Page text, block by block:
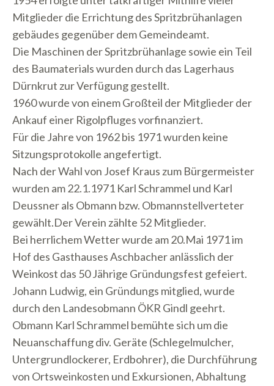
Mitglieder die Errichtung des Spritzbrühanlagen
gebäudes gegenüber dem Gemeindeamt.
Die Maschinen der Spritzbrühanlage sowie ein Teil
des Baumaterials wurden durch das Lagerhaus
Dürnkrut zur Verfügung gestellt.
1960 wurde von einem Großteil der Mitglieder der
Ankauf einer Rigolpfluges vorfinanziert.
Für die Jahre von 1962 bis 1971 wurden keine
Sitzungsprotokolle angefertigt.
Nach der Wahl von Josef Kraus zum Bürgermeister
wurden am 22.1.1971 Karl Schrammel und Karl
Deussner als Obmann bzw. Obmannstellverteter
gewählt.Der Verein zählte 52 Mitglieder.
Bei herrlichem Wetter wurde am 20.Mai 1971 im
Hof des Gasthauses Aschbacher anlässlich der
Weinkost das 50 Jährige Gründungsfest gefeiert.
Johann Ludwig, ein Gründungs mitglied, wurde
durch den Landesobmann ÖKR Gindl geehrt.
Obmann Karl Schrammel bemühte sich um die
Neuanschaffung div. Geräte (Schlegelmulcher,
Untergrundlockerer, Erdbohrer), die Durchführung
von Ortsweinkosten und Exkursionen, Abhaltung